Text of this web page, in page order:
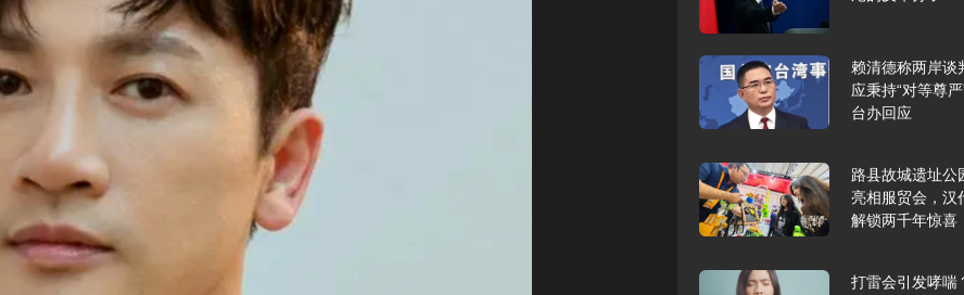
赖清德称两岸谈
应秉持“对等尊
台办回应
路县故城遗址公
亮相服贸会，汉
解锁两千年惊喜
打雷会引发哮喘